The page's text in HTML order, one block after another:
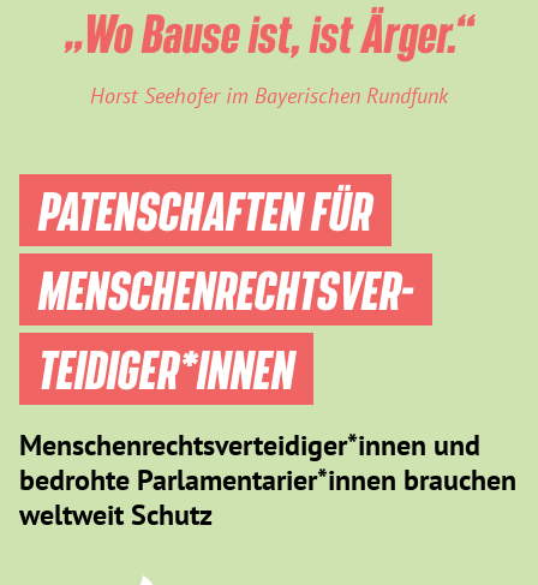
„Wo Bause ist, ist Ärger.“
Horst Seehofer im Bayerischen Rundfunk
PATENSCHAFTEN FÜR
MENSCHEN­RECHTS­VER­
TEIDIGER­*INNEN
Menschenrechtsverteidiger*innen und
bedrohte Parlamentarier*innen brauchen
weltweit Schutz